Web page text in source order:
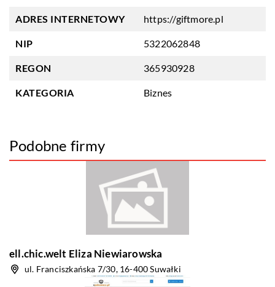
ADRES INTERNETOWY https://giftmore.pl
NIP 5322062848
REGON 365930928
KATEGORIA Biznes
Podobne firmy
ell.chic.welt Eliza Niewiarowska
ul. Franciszkańska 7/30, 16-400 Suwałki